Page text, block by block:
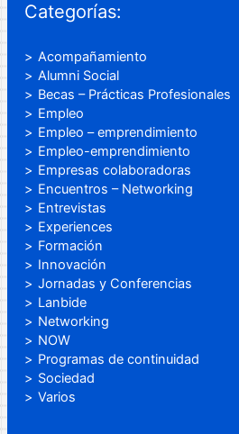
Categorías:
Acompañamiento
Alumni Social
Becas – Prácticas Profesionales
Empleo
Empleo – emprendimiento
Empleo-emprendimiento
Empresas colaboradoras
Encuentros – Networking
Entrevistas
Experiences
Formación
Innovación
Jornadas y Conferencias
Lanbide
Networking
NOW
Programas de continuidad
Sociedad
Varios